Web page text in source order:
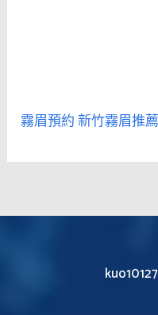
霧眉預約新竹霧眉推薦